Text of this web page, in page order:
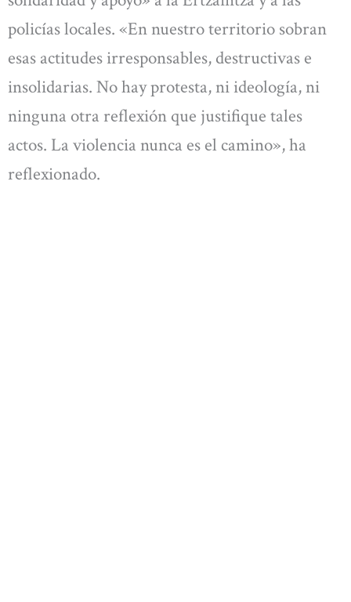
policías locales. «En nuestro territorio sobran
esas actitudes irresponsables, destructivas e
insolidarias. No hay protesta, ni ideología, ni
ninguna otra reflexión que justifique tales
actos. La violencia nunca es el camino», ha
reflexionado.